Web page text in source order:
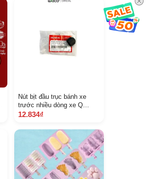
Nút bịt đầu trục bánh xe
trước nhiều dòng xe Q
A44302383610 1408
12.834₫